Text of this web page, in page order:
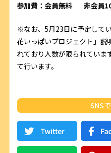
参加費：会員無料 非会員
※なお、5月23日に予定して
花いっぱいプロジェクト」説
れており人数が限られていま
て行います。
SNS